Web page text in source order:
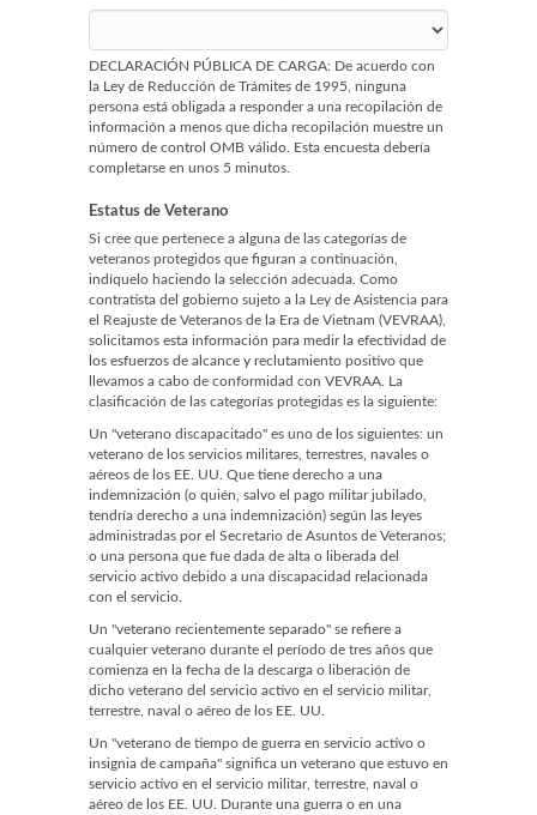
DECLARACIÓN PÚBLICA DE CARGA: De acuerdo con
la Ley de Reducción de Trámites de 1995, ninguna
persona está obligada a responder a una recopilación de
información a menos que dicha recopilación muestre un
número de control OMB válido. Esta encuesta debería
completarse en unos 5 minutos.
Estatus de Veterano
Si cree que pertenece a alguna de las categorías de
veteranos protegidos que figuran a continuación,
indíquelo haciendo la selección adecuada. Como
contratista del gobierno sujeto a la Ley de Asistencia para
el Reajuste de Veteranos de la Era de Vietnam (VEVRAA),
solicitamos esta información para medir la efectividad de
los esfuerzos de alcance y reclutamiento positivo que
llevamos a cabo de conformidad con VEVRAA. La
clasificación de las categorías protegidas es la siguiente:
Un "veterano discapacitado" es uno de los siguientes: un
veterano de los servicios militares, terrestres, navales o
aéreos de los EE. UU. Que tiene derecho a una
indemnización (o quién, salvo el pago militar jubilado,
tendría derecho a una indemnización) según las leyes
administradas por el Secretario de Asuntos de Veteranos;
o una persona que fue dada de alta o liberada del
servicio activo debido a una discapacidad relacionada
con el servicio.
Un "veterano recientemente separado" se refiere a
cualquier veterano durante el período de tres años que
comienza en la fecha de la descarga o liberación de
dicho veterano del servicio activo en el servicio militar,
terrestre, naval o aéreo de los EE. UU.
Un "veterano de tiempo de guerra en servicio activo o
insignia de campaña" significa un veterano que estuvo en
servicio activo en el servicio militar, terrestre, naval o
aéreo de los EE. UU. Durante una guerra o en una